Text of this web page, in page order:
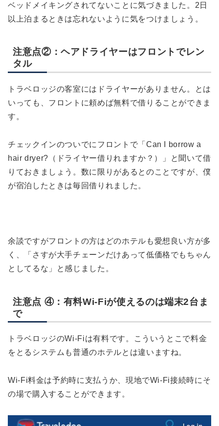
ベッドメイキングされてないことに気づきました。2日
以上泊まるときは忘れないように気をつけましょう。
注意点②：ヘアドライヤーはフロントでレン
タル
トラベロッジの客室にはドライヤーがありません。とは
いっても、フロントに頼めば無料で借りることができま
す。
チェックインのついでにフロントで「Can I borrow a
hair dryer?（ドライヤー借りれますか？）」と聞いて借
りておきましょう。数に限りがあるとのことですが、僕
が宿泊したときは毎回借りれました。
余談ですがフロントの方はどのホテルも愛想良い方が多
く、「さすが大手チェーンだけあって低価格でもちゃん
としてるな」と感じました。
注意点 ④：有料Wi-Fiが使えるのは端末2台ま
で
トラベロッジのWi-Fiは有料です。こういうとこで料金
をとるシステムも普通のホテルとは違いますね。
Wi-Fi料金は予約時に支払うか、現地でWi-Fi接続時にそ
の場で購入することができます。